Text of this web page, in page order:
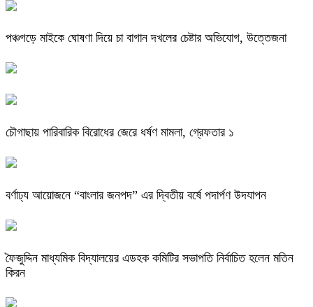
পঞ্চগড়ে মাইকে ঘোষণা দিয়ে চা বাগান দখলের চেষ্টার অভিযোগ, উত্তেজনা
চৌগাছায় পারিবারিক বিরোধের জেরে ধর্ষণ মামলা, গ্রেফতার ১
বর্ণাঢ্য আয়োজনে “বাংলার জনপদ” এর দ্বিতীয় বর্ষে পদার্পণ উদযাপন
ফৈজুদ্দিন মাধ্যমিক বিদ্যালয়ের এডহক কমিটির সভাপতি নির্বাচিত হলেন মতিন
কিরন